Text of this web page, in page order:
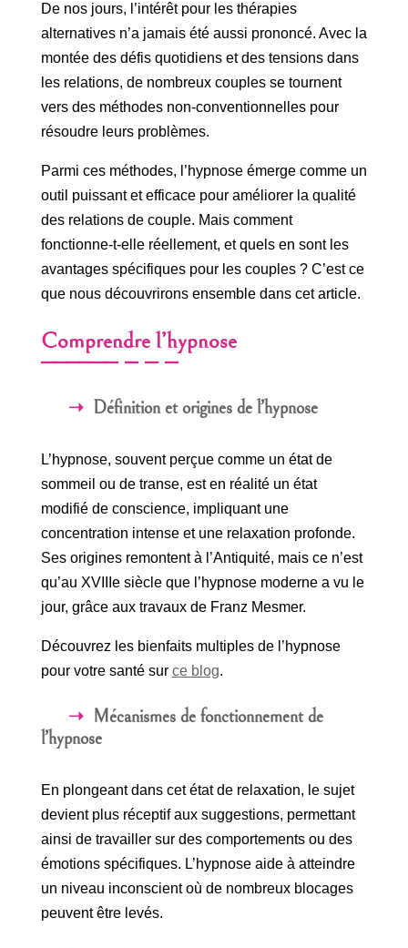
De nos jours, l’intérêt pour les thérapies
alternatives n’a jamais été aussi prononcé. Avec la
montée des défis quotidiens et des tensions dans
les relations, de nombreux couples se tournent
vers des méthodes non-conventionnelles pour
résoudre leurs problèmes.
Parmi ces méthodes, l’hypnose émerge comme un
outil puissant et efficace pour améliorer la qualité
des relations de couple. Mais comment
fonctionne-t-elle réellement, et quels en sont les
avantages spécifiques pour les couples ? C’est ce
que nous découvrirons ensemble dans cet article.
Comprendre l’hypnose
Définition et origines de l’hypnose
L’hypnose, souvent perçue comme un état de
sommeil ou de transe, est en réalité un état
modifié de conscience, impliquant une
concentration intense et une relaxation profonde.
Ses origines remontent à l’Antiquité, mais ce n’est
qu’au XVIIIe siècle que l’hypnose moderne a vu le
jour, grâce aux travaux de Franz Mesmer.
Découvrez les bienfaits multiples de l’hypnose
pour votre santé sur ce blog.
Mécanismes de fonctionnement de
l’hypnose
En plongeant dans cet état de relaxation, le sujet
devient plus réceptif aux suggestions, permettant
ainsi de travailler sur des comportements ou des
émotions spécifiques. L’hypnose aide à atteindre
un niveau inconscient où de nombreux blocages
peuvent être levés.